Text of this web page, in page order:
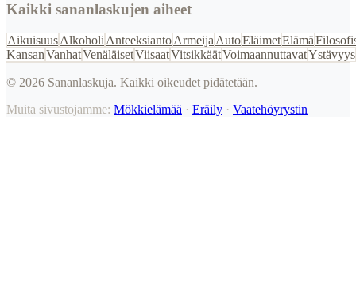
Kaikki sananlaskujen aiheet
AikuisuusAlkoholi AnteeksiantoArmeija AutoEläimetElämä
KansanVanhatVenäläisetViisaatVitsikkäätVoimaannuttavatYstävyys
© 2026 Sananlaskuja. Kaikki oikeudet pidätetään.
Muita sivustojamme: Mökkielämää · Eräily · Vaatehöyrystin